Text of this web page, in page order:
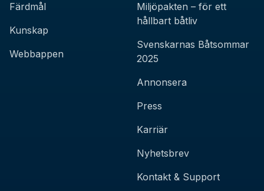
Färdmål
Kunskap
Webbappen
Miljöpakten – för ett
hållbart båtliv
Svenskarnas Båtsommar
2025
Annonsera
Press
Karriär
Nyhetsbrev
Kontakt & Support